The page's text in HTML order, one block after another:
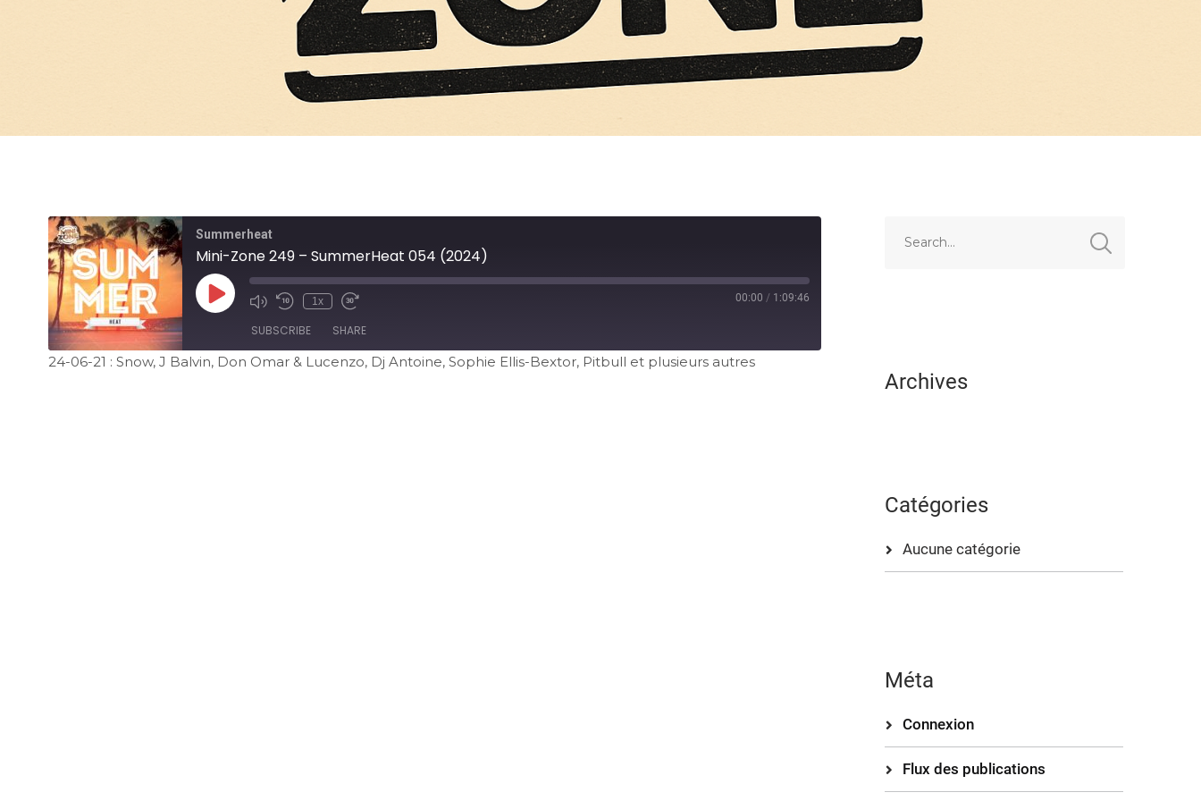
Summerheat
Mini-Zone 249 – SummerHeat 054 (2024)
1x 00:00 / 1:09:46
SUBSCRIBE SHARE
24-06-21 : Snow, J Balvin, Don Omar & Lucenzo, Dj Antoine, Sophie Ellis-Bextor, Pitbull et plusieurs autres
Archives
Catégories
Aucune catégorie
Méta
Connexion
Flux des publications